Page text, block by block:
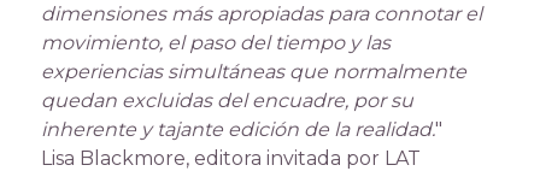
dimensiones más apropiadas para connotar el
movimiento, el paso del tiempo y las
experiencias simultáneas que normalmente
quedan excluidas del encuadre, por su
inherente y tajante edición de la realidad."
Lisa Blackmore, editora invitada por LAT